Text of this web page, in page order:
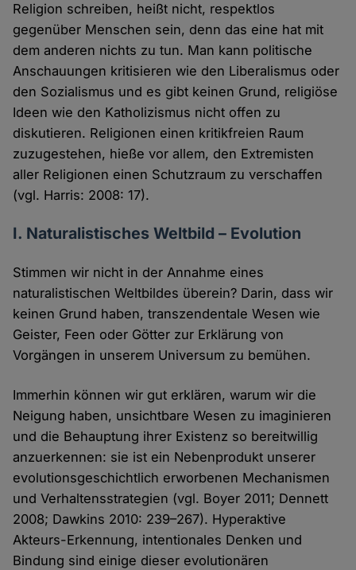
Religion schreiben, heißt nicht, respektlos
gegenüber Menschen sein, denn das eine hat mit
dem anderen nichts zu tun. Man kann politische
Anschauungen kritisieren wie den Liberalismus oder
den Sozialismus und es gibt keinen Grund, religiöse
Ideen wie den Katholizismus nicht offen zu
diskutieren. Religionen einen kritikfreien Raum
zuzugestehen, hieße vor allem, den Extremisten
aller Religionen einen Schutzraum zu verschaffen
(vgl. Harris: 2008: 17).
I. Naturalistisches Weltbild – Evolution
Stimmen wir nicht in der Annahme eines
naturalistischen Weltbildes überein? Darin, dass wir
keinen Grund haben, transzendentale Wesen wie
Geister, Feen oder Götter zur Erklärung von
Vorgängen in unserem Universum zu bemühen.
Immerhin können wir gut erklären, warum wir die
Neigung haben, unsichtbare Wesen zu imaginieren
und die Behauptung ihrer Existenz so bereitwillig
anzuerkennen: sie ist ein Nebenprodukt unserer
evolutionsgeschichtlich erworbenen Mechanismen
und Verhaltensstrategien (vgl. Boyer 2011; Dennett
2008; Dawkins 2010: 239–267). Hyperaktive
Akteurs-Erkennung, intentionales Denken und
Bindung sind einige dieser evolutionären